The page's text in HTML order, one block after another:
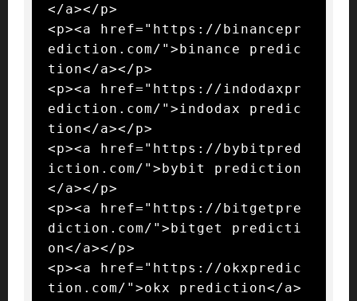
</a></p>
<p><a href="https://binancepr
ediction.com/">binance predic
tion</a></p>
<p><a href="https://indodaxpr
ediction.com/">indodax predic
tion</a></p>
<p><a href="https://bybitpred
iction.com/">bybit prediction
</a></p>
<p><a href="https://bitgetpre
diction.com/">bitget predicti
on</a></p>
<p><a href="https://okxpredic
tion.com/">okx prediction</a>